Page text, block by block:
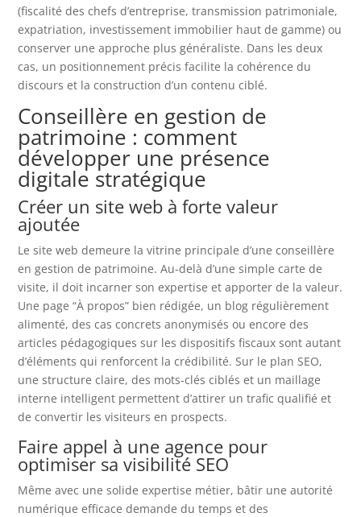
(fiscalité des chefs d’entreprise, transmission patrimoniale,
expatriation, investissement immobilier haut de gamme) ou
conserver une approche plus généraliste. Dans les deux
cas, un positionnement précis facilite la cohérence du
discours et la construction d’un contenu ciblé.
Conseillère en gestion de
patrimoine : comment
développer une présence
digitale stratégique
Créer un site web à forte valeur
ajoutée
Le site web demeure la vitrine principale d’une conseillère
en gestion de patrimoine. Au-delà d’une simple carte de
visite, il doit incarner son expertise et apporter de la valeur.
Une page “À propos” bien rédigée, un blog régulièrement
alimenté, des cas concrets anonymisés ou encore des
articles pédagogiques sur les dispositifs fiscaux sont autant
d’éléments qui renforcent la crédibilité. Sur le plan SEO,
une structure claire, des mots-clés ciblés et un maillage
interne intelligent permettent d’attirer un trafic qualifié et
de convertir les visiteurs en prospects.
Faire appel à une agence pour
optimiser sa visibilité SEO
Même avec une solide expertise métier, bâtir une autorité
numérique efficace demande du temps et des